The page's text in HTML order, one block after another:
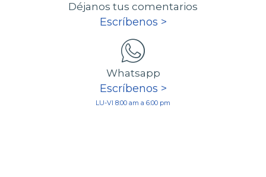
Déjanos tus comentarios
Escríbenos >
Whatsapp
Escríbenos >
LU-VI 8:00 am a 6:00 pm